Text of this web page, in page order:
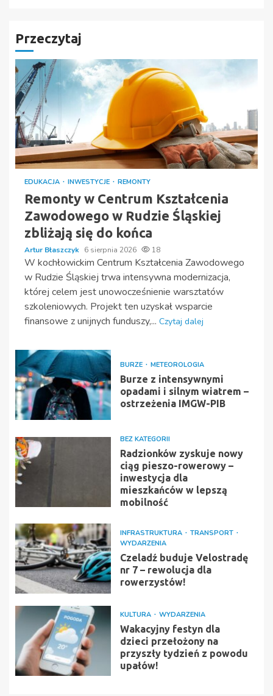
Przeczytaj
EDUKACJA INWESTYCJE REMONTY
Remonty w Centrum Kształcenia
Zawodowego w Rudzie Śląskiej
zbliżają się do końca
Artur Błaszczyk 6 sierpnia 2026 18
W kochłowickim Centrum Kształcenia Zawodowego
w Rudzie Śląskiej trwa intensywna modernizacja,
której celem jest unowocześnienie warsztatów
szkoleniowych. Projekt ten uzyskał wsparcie
finansowe z unijnych funduszy,... Czytaj dalej
BURZE METEOROLOGIA
Burze z intensywnymi
opadami i silnym wiatrem –
ostrzeżenia IMGW-PIB
BEZ KATEGORII
Radzionków zyskuje nowy
ciąg pieszo-rowerowy –
inwestycja dla
mieszkańców w lepszą
mobilność
INFRASTRUKTURA
TRANSPORT
WYDARZENIA
Czeladź buduje Velostradę
nr 7 – rewolucja dla
rowerzystów!
KULTURA WYDARZENIA
Wakacyjny festyn dla
dzieci przełożony na
przyszły tydzień z powodu
upałów!